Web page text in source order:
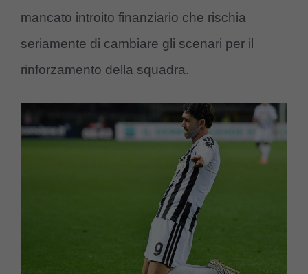
mancato introito finanziario che rischia
seriamente di cambiare gli scenari per il
rinforzamento della squadra.